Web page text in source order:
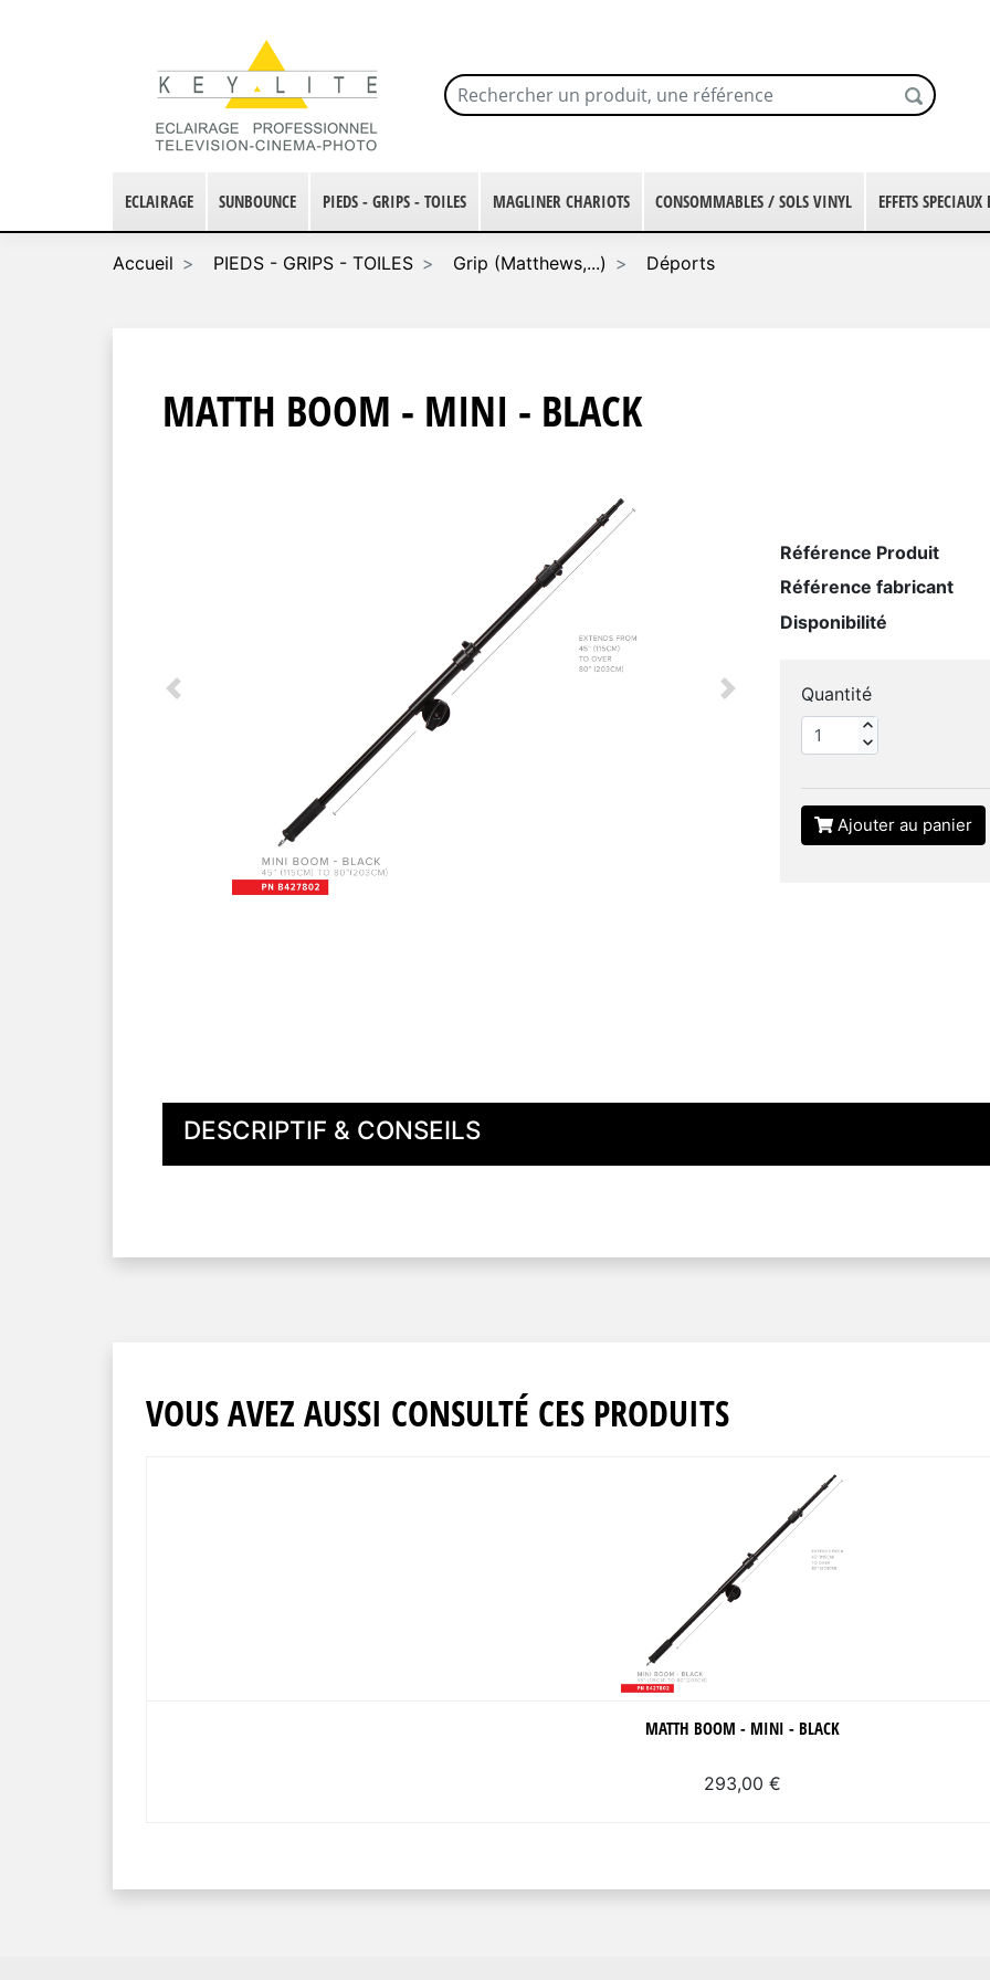
ECLAIRAGE SUNBOUNCE PIEDS - GRIPS - TOILES MAGLINER CHARIOTS CONSOMMABLES / SOLS VINYL EFFETS
Accueil PIEDS - GRIPS - TOILES Grip (Matthews,...) Déports
MATTH BOOM - MINI - BLACK
Previous Next
Référence Produit
Référence fabricant
Disponibilité
Quantité
Ajouter au panier
DESCRIPTIF & CONSEILS
VOUS AVEZ AUSSI CONSULTÉ CES PRODUITS
MATTH BOOM - MINI - BLACK
293,00 €